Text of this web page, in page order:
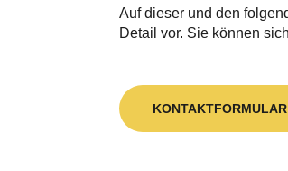
Auf dieser und den
Detail vor. Sie können
KONTAKTFORMULAR